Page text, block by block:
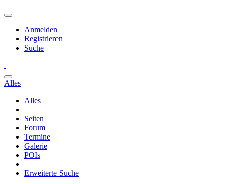
Anmelden
Registrieren
Suche
Alles
Alles
Seiten
Forum
Termine
Galerie
POIs
Erweiterte Suche